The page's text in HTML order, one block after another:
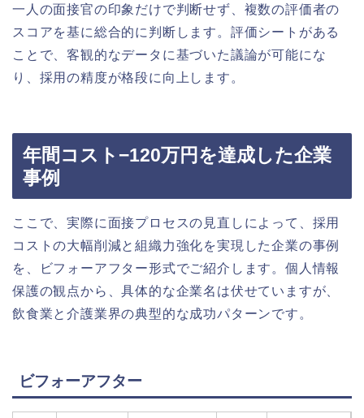
一人の面接官の印象だけで判断せず、複数の評価者の
スコアを基に総合的に判断します。評価シートがある
ことで、客観的なデータに基づいた議論が可能にな
り、採用の精度が格段に向上します。
年間コスト−120万円を達成した企業
事例
ここで、実際に面接プロセスの見直しによって、採用
コストの大幅削減と組織力強化を実現した企業の事例
を、ビフォーアフター形式でご紹介します。個人情報
保護の観点から、具体的な企業名は伏せていますが、
飲食業と介護業界の典型的な成功パターンです。
ビフォーアフター